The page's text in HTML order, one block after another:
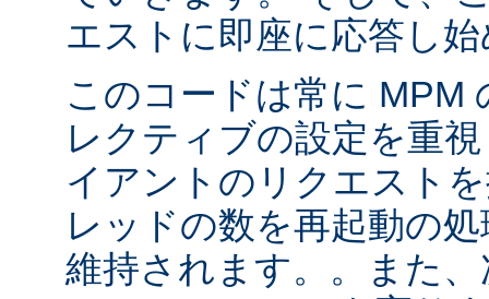
エストに即座に応答し
このコードは常に MPM
レクティブの設定を重
イアントのリクエスト
レッドの数を再起動の
維持されます。。また